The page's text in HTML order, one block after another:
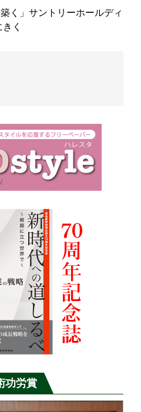
く」サントリーホールディ
く
功労賞